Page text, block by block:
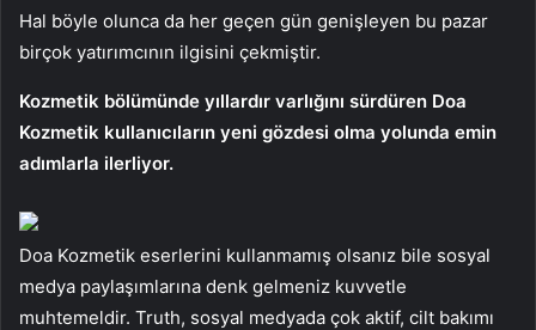
Hal böyle olunca da her geçen gün genişleyen bu pazar
birçok yatırımcının ilgisini çekmiştir.
Kozmetik bölümünde yıllardır varlığını sürdüren Doa
Kozmetik kullanıcıların yeni gözdesi olma yolunda emin
adımlarla ilerliyor.
Doa Kozmetik eserlerini kullanmamış olsanız bile sosyal
medya paylaşımlarına denk gelmeniz kuvvetle
muhtemeldir. Truth, sosyal medyada çok aktif, cilt bakımı